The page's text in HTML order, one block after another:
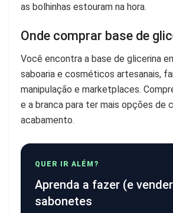
as bolhinhas estouram na hora.
Onde comprar base de
Você encontra a base de glicerina
saboaria e cosméticos artesanais,
manipulação e marketplaces.
e a branca para ter mais opções de
acabamento.
QUER IR ALÉM?
Aprenda a fazer (e
sabonetes